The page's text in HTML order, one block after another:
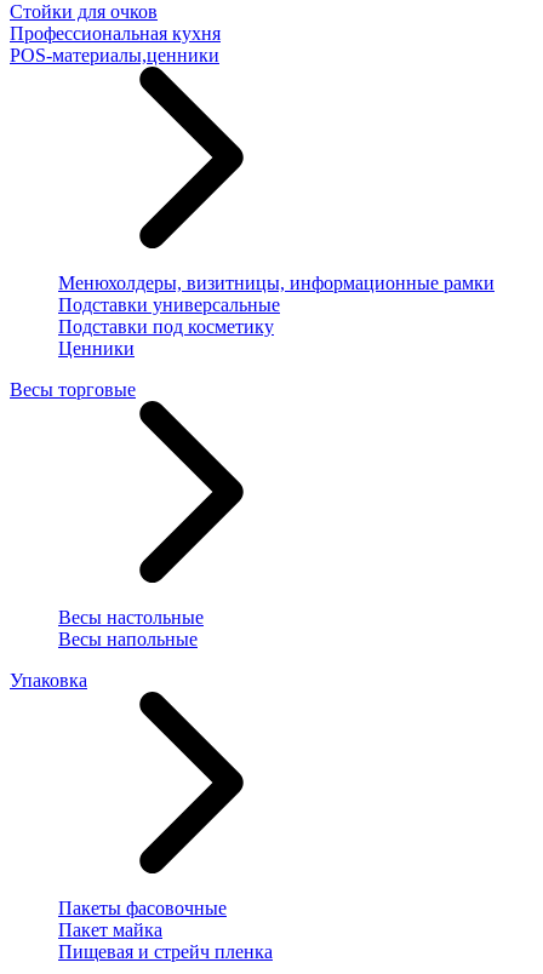
Стойки для очков
Профессиональная кухня
POS-материалы,ценники
Менюхолдеры, визитницы, информационные рамки
Подставки универсальные
Подставки под косметику
Ценники
Весы торговые
Весы настольные
Весы напольные
Упаковка
Пакеты фасовочные
Пакет майка
Пищевая и стрейч пленка